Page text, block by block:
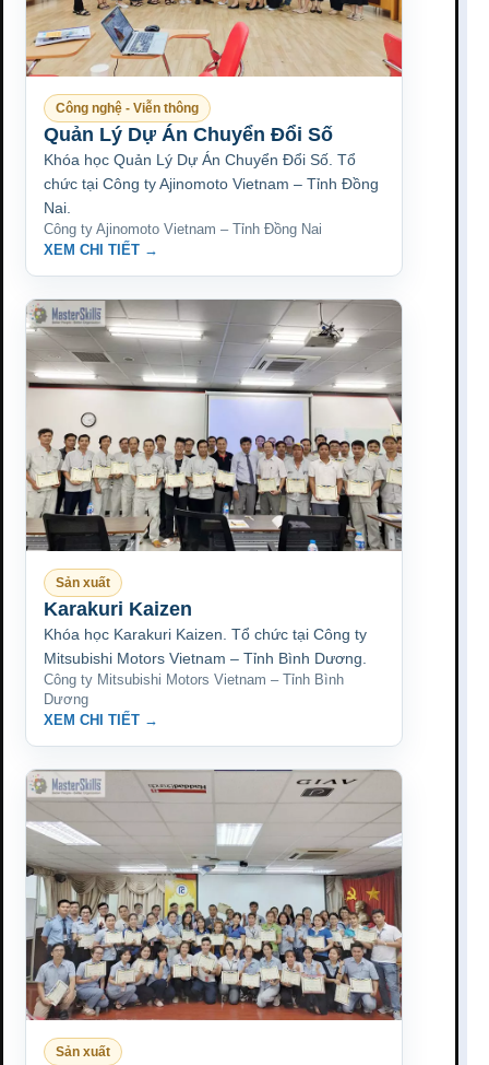
Công nghệ - Viễn thông
Quản Lý Dự Án Chuyển Đổi Số
Khóa học Quản Lý Dự Án Chuyển Đổi Số. Tổ
chức tại Công ty Ajinomoto Vietnam – Tỉnh Đồng
Nai.
Công ty Ajinomoto Vietnam – Tỉnh Đồng Nai
XEM CHI TIẾT →
Sản xuất
Karakuri Kaizen
Khóa học Karakuri Kaizen. Tổ chức tại Công ty
Mitsubishi Motors Vietnam – Tỉnh Bình Dương.
Công ty Mitsubishi Motors Vietnam – Tỉnh Bình
Dương
XEM CHI TIẾT →
Sản xuất